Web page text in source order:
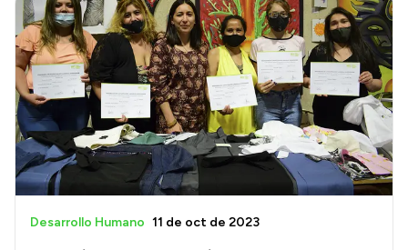
Desarrollo Humano 11 de oct de 2023